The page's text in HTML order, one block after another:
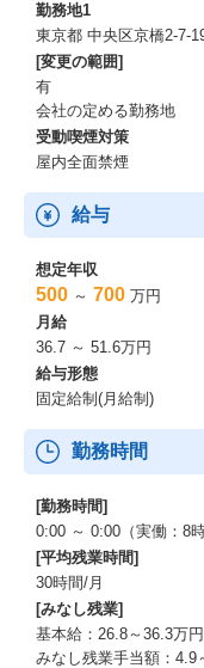
勤務地1
東京都 中央区京橋2-7-
[変更の範囲]
有
会社の定める勤務地
受動喫煙対策
屋内全面禁煙
給与
想定年収
500 ～ 700 万円
月給
36.7 ～ 51.6万円
給与形態
固定給制(月給制)
勤務時間
[勤務時間]
0:00 ～ 0:00（実働：8
[平均残業時間]
30時間/月
[みなし残業]
基本給：26.8～36.3万円
みなし残業手当額：4.9